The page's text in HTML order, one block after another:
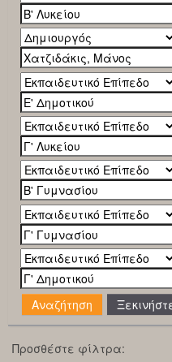
Προσθέστε φίλτρα: